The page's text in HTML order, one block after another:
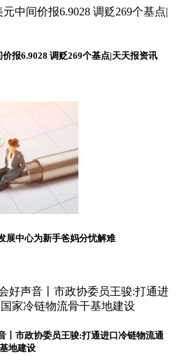
报6.9028 调贬269个基点|天天报资讯
展中心为新手爸妈分忧解难
丨市政协委员王骏:打通进口冷链物流通
地建设